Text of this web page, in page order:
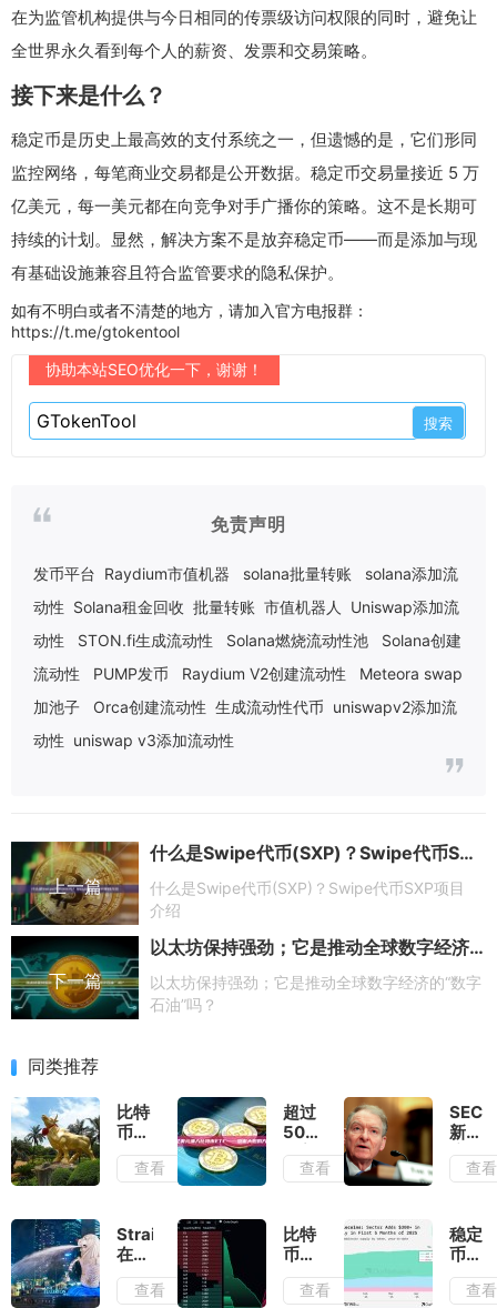
在为监管机构提供与今日相同的传票级访问权限的同时，避免让
全世界永久看到每个人的薪资、发票和交易策略。
接下来是什么？
稳定币是历史上最高效的支付系统之一，但遗憾的是，它们形同
监控网络，每笔商业交易都是公开数据。稳定币交易量接近 5 万
亿美元，每一美元都在向竞争对手广播你的策略。这不是长期可
持续的计划。显然，解决方案不是放弃稳定币——而是添加与现
有基础设施兼容且符合监管要求的隐私保护。
如有不明白或者不清楚的地方，请加入官方电报群：
https://t.me/gtokentool
协助本站SEO优化一下，谢谢！
免责声明
发币平台 Raydium市值机器 solana批量转账
solana添加流
动性 Solana租金回收 批量转账 市值机器人
Uniswap添加流
动性
STON.fi生成流动性 Solana燃烧流动性池
Solana创建
流动性
PUMP发币 Raydium V2创建流动性
Meteora swap
加池子
Orca创建流动性 生成流动性代币 uniswapv2添加流
动性 uniswap v3添加流动性
上一篇
什么是Swipe代币(SXP)？Swipe代币SXP项目介绍
什么是Swipe代币(SXP)？Swipe代币SXP项目
介绍
下一篇
以太坊保持强劲；它是推动全球数字经济的“数字石油”吗？
以太坊保持强劲；它是推动全球数字经济的“数字
石油”吗？
同类推荐
比特
币
在“困
住空
接近
黄金
叉，
查看
超过
50
亿美
元涌
ETF
——
大胆
查看
SEC
新主
席
监管
革
从执
查看
StraitsX
在
XRP
Ledger
查看
比特
币的
波动
性流
查看
稳定
币数
据洞
察：
查看